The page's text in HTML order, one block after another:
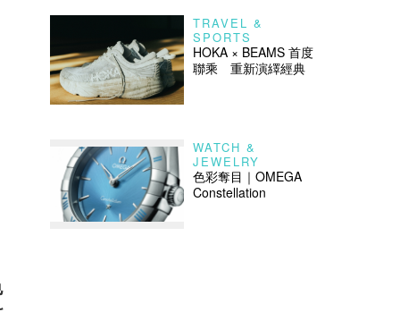
TRAVEL &
SPORTS
HOKA × BEAMS 首度
聯乘 重新演繹經典
WATCH &
JEWELRY
色彩奪目｜OMEGA
Constellation